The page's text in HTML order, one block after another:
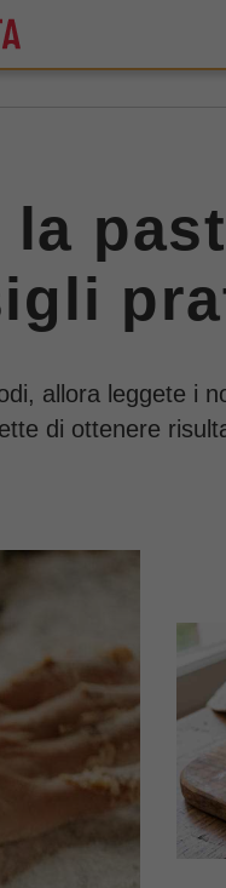
allora leggete i
di ottenere